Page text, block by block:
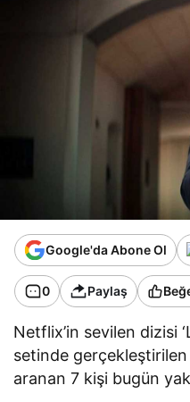
Google'da Abone Ol
0 Paylaş
Netflix’in sevilen dizisi
setinde
aranan 7 kişi bugün